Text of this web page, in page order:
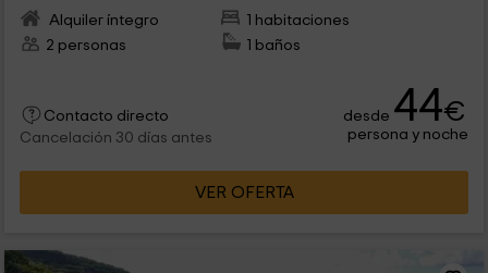
Alquiler íntegro
1 habitaciones
2 personas
1 baños
Contacto directo
Cancelación 30 días antes
desde 44€
persona y noche
VER OFERTA